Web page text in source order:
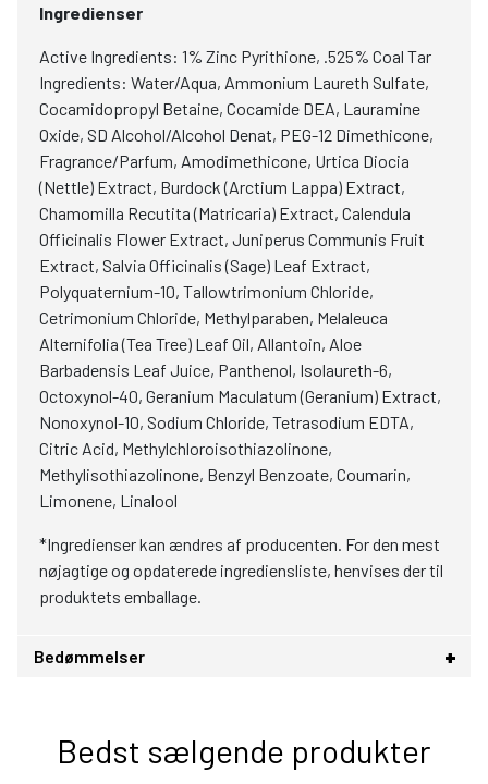
Ingredienser
Active Ingredients: 1% Zinc Pyrithione, .525% Coal Tar
Ingredients: Water/Aqua, Ammonium Laureth Sulfate,
Cocamidopropyl Betaine, Cocamide DEA, Lauramine
Oxide, SD Alcohol/Alcohol Denat, PEG-12 Dimethicone,
Fragrance/Parfum, Amodimethicone, Urtica Diocia
(Nettle) Extract, Burdock (Arctium Lappa) Extract,
Chamomilla Recutita (Matricaria) Extract, Calendula
Officinalis Flower Extract, Juniperus Communis Fruit
Extract, Salvia Officinalis (Sage) Leaf Extract,
Polyquaternium-10, Tallowtrimonium Chloride,
Cetrimonium Chloride, Methylparaben, Melaleuca
Alternifolia (Tea Tree) Leaf Oil, Allantoin, Aloe
Barbadensis Leaf Juice, Panthenol, Isolaureth-6,
Octoxynol-40, Geranium Maculatum (Geranium) Extract,
Nonoxynol-10, Sodium Chloride, Tetrasodium EDTA,
Citric Acid, Methylchloroisothiazolinone,
Methylisothiazolinone, Benzyl Benzoate, Coumarin,
Limonene, Linalool
*Ingredienser kan ændres af producenten. For den mest
nøjagtige og opdaterede ingrediensliste, henvises der til
produktets emballage.
Bedømmelser
Bedst sælgende produkter